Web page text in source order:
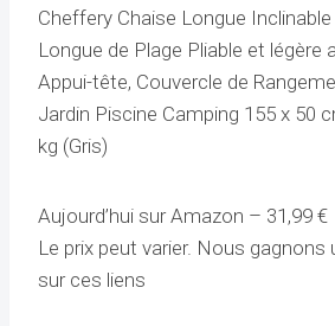
Cheffery Chaise Longue
Longue de Plage Pliable et légère
Appui-tête, Couvercle de
Jardin Piscine Camping 155 x 50
kg (Gris)
Aujourd’hui sur Amazon – 31,99 €
Le prix peut varier. Nous
sur ces liens